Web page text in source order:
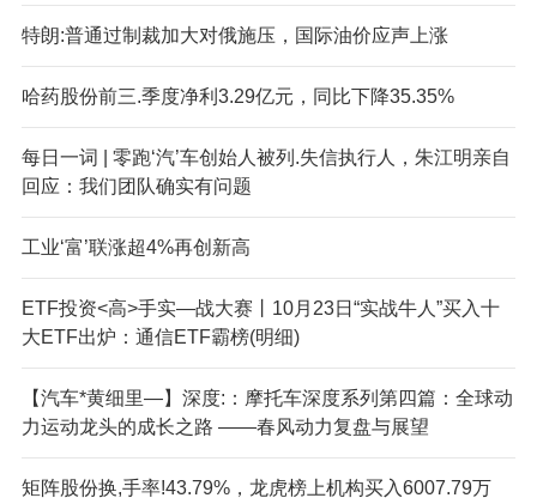
特朗:普通过制裁加大对俄施压，国际油价应声上涨
哈药股份前三.季度净利3.29亿元，同比下降35.35%
每日一词 | 零跑‘汽’车创始人被列.失信执行人，朱江明亲自
回应：我们团队确实有问题
工业‘富’联涨超4%再创新高
ETF投资<高>手实—战大赛丨10月23日“实战牛人”买入十
大ETF出炉：通信ETF霸榜(明细)
【汽车*黄细里—】深度:：摩托车深度系列第四篇：全球动
力运动龙头的成长之路 ——春风动力复盘与展望
矩阵股份换,手率!43.79%，龙虎榜上机构买入6007.79万